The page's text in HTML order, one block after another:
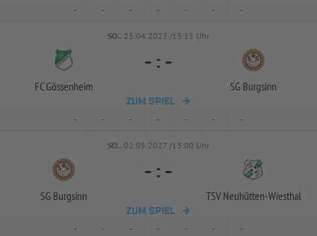
- - - - - - -
SO.. 25.04.2027 /13:15 Uhr
FC Gössenheim
- : -
SG Burgsinn
ZUM SPIEL
- - - - - - -
SO.. 02.05.2027 /13:00 Uhr
SG Burgsinn
- : -
TSV Neuhütten-Wiesthal
ZUM SPIEL
- - - - - - -